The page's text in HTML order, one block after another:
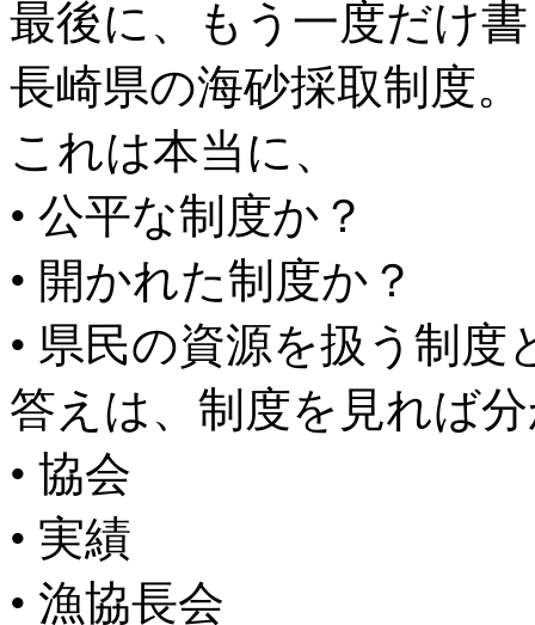
最後に、もう一度だけ
長崎県の海砂採取制度。
これは本当に、
• 公平な制度か？
• 開かれた制度か？
• 県民の資源を扱う制
答えは、制度を見れば
• 協会
• 実績
• 漁協長会